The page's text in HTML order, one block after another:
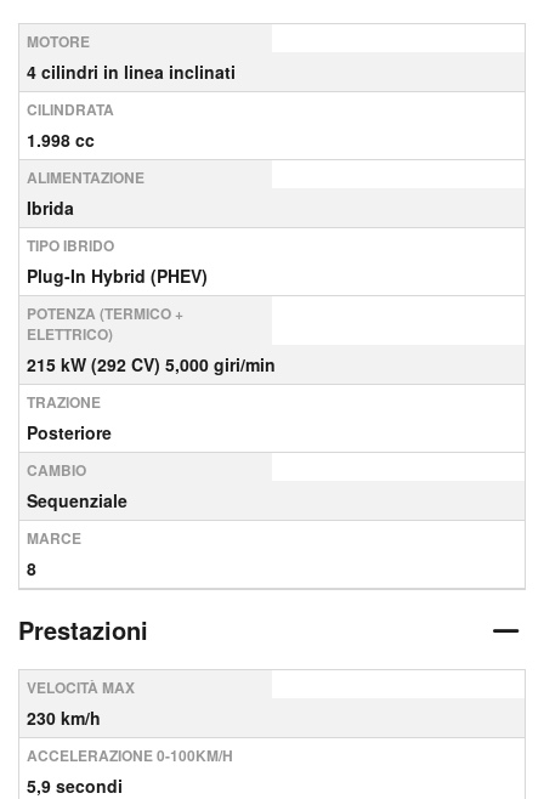
MOTORE
4 cilindri in linea inclinati
CILINDRATA
1.998 cc
ALIMENTAZIONE
Ibrida
TIPO IBRIDO
Plug-In Hybrid (PHEV)
POTENZA (TERMICO +
ELETTRICO)
215 kW (292 CV) 5,000 giri/min
TRAZIONE
Posteriore
CAMBIO
Sequenziale
MARCE
8
Prestazioni
VELOCITÀ MAX
230 km/h
ACCELERAZIONE 0-100KM/H
5,9 secondi